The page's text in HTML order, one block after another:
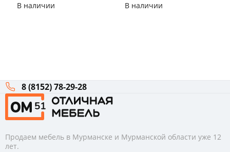
В наличии В наличии
8 (8152) 78-29-28
Продаем мебель в Мурманске и Мурманской области уже 12
лет.